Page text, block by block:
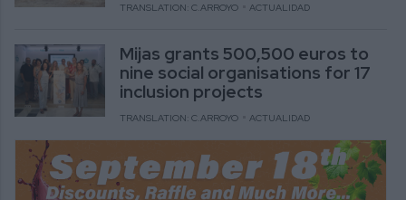
TRANSLATION: C.ARROYO ACTUALIDAD
Mijas grants 500,500 euros to
nine social organisations for 17
inclusion projects
TRANSLATION: C.ARROYO ACTUALIDAD